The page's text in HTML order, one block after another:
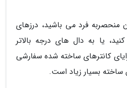
منحصربه فرد می باشید، درزهای
یا به دال های درجه بالاتر
کانترهای ساخته شده سفارشی
بسیار زیاد است.